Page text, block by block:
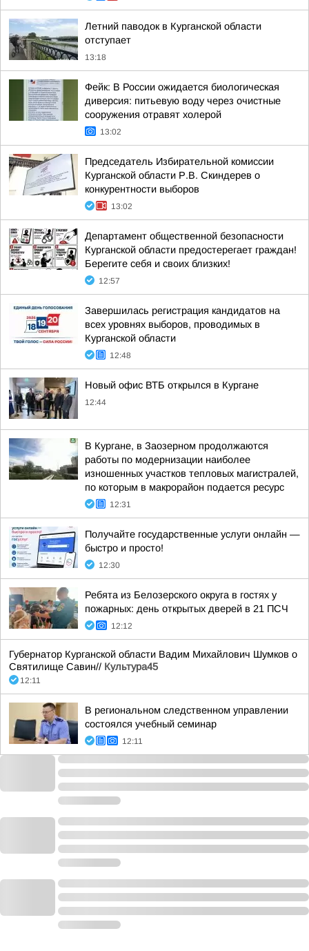
Летний паводок в Курганской области
отступает
13:18
Фейк: В России ожидается биологическая
диверсия: питьевую воду через очистные
сооружения отравят холерой
13:02
Председатель Избирательной комиссии
Курганской области Р.В. Скиндерев о
конкурентности выборов
13:02
Департамент общественной безопасности
Курганской области предостерегает граждан!
Берегите себя и своих близких!
12:57
Завершилась регистрация кандидатов на
всех уровнях выборов, проводимых в
Курганской области
12:48
Новый офис ВТБ открылся в Кургане
12:44
В Кургане, в Заозерном продолжаются
работы по модернизации наиболее
изношенных участков тепловых магистралей,
по которым в макрорайон подается ресурс
12:31
Получайте государственные услуги онлайн —
быстро и просто!
12:30
Ребята из Белозерского округа в гостях у
пожарных: день открытых дверей в 21 ПСЧ
12:12
Губернатор Курганской области Вадим Михайлович Шумков о
Святилище Савин// Культура45
12:11
В региональном следственном управлении
состоялся учебный семинар
12:11